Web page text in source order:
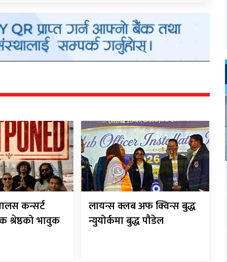
कन्सर्ट
श्रेष्ठको भावुक
लायन्स क्लब अफ क्विन्स बुद्ध
न्युयोर्कमा बुद्ध पौडेल